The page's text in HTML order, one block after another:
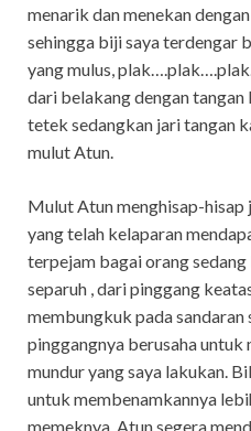
menarik dan menekan
sehingga biji saya terdengar
yang mulus,
dari belakang dengan
tetek sedangkan jari tangan
mulut Atun.
Mulut Atun menghisap-hisap
yang telah kelaparan
terpejam bagai orang
separuh , dari pinggang
membungkuk pada sandaran
pinggangnya berusaha
mundur yang saya lakukan.
untuk membenamkannya
memeknya, Atun segera